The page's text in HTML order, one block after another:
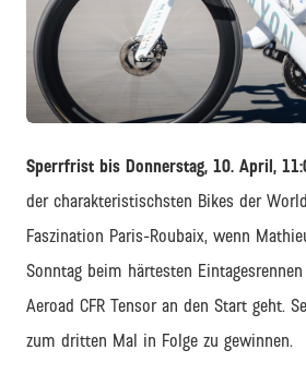
JPG
Sperrfrist bis Donnerstag, 10. April,
der charakteristischsten Bikes der
Faszination Paris-Roubaix, wenn
Sonntag beim härtesten
Aeroad CFR Tensor an den Start geht.
zum dritten Mal in Folge zu gewinnen.